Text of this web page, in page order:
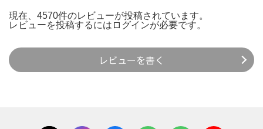
現在、4570件のレビューが投稿されています。
レビューを投稿するには ログインが必要です。
レビューを書く